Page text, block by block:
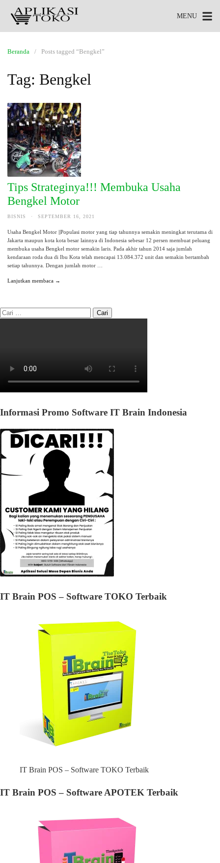
MENU
Beranda Posts tagged “Bengkel”
Tag: Bengkel
Tips Strateginya!!! Membuka Usaha
Bengkel Motor
BISNIS · SEPTEMBER 16, 2021
Usaha Bengkel Motor ||Populasi motor yang tiap tahunnya semakin meningkat terutama di
Jakarta maupun kota kota besar lainnya di Indonesia sebesar 12 persen membuat peluang
membuka usaha Bengkel motor semakin laris. Pada akhir tahun 2014 saja jumlah
kendaraan roda dua di Ibu Kota telah mencapai 13.084.372 unit dan semakin bertambah
setiap tahunnya. Dengan jumlah motor …
Lanjutkan membaca →
Informasi Promo Software IT Brain Indonesia
IT Brain POS – Software TOKO Terbaik
IT Brain POS – Software TOKO Terbaik
IT Brain POS – Software APOTEK Terbaik